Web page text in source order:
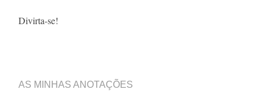
Divirta-se!
AS MINHAS ANOTAÇÕES